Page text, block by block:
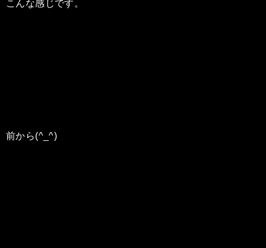
こんな感じです。
前から(^_^)